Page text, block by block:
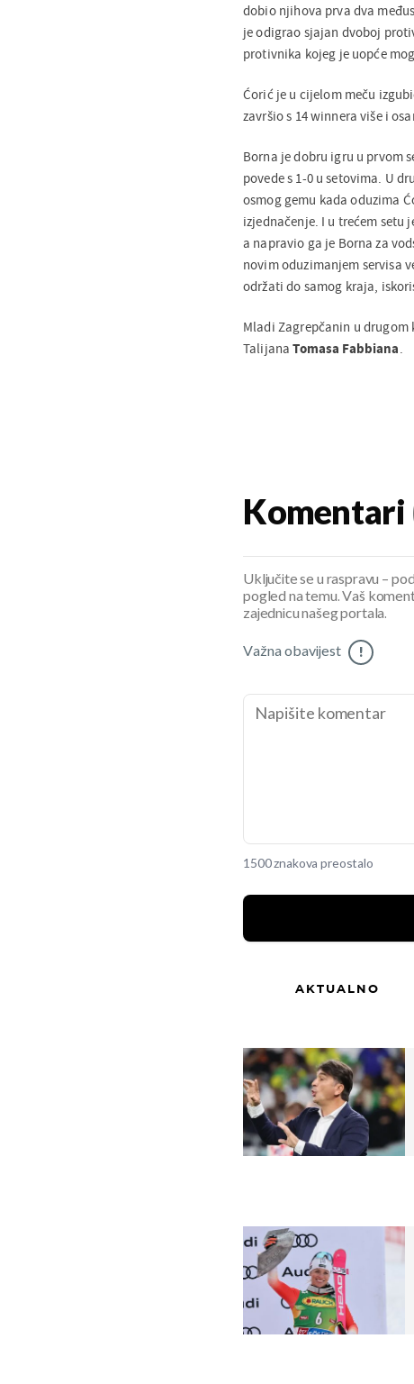
dobio njihova prva dva
je odigrao sjajan dvoboj
protivnika kojeg je uopće
Ćorić je u cijelom meču
završio s 14 winnera više i
Borna je dobru igru u prvom
povede s 1-0 u setovima. U
osmog gemu kada oduzima
izjednačenje. I u trećem setu
a napravio ga je Borna za
novim oduzimanjem servisa
održati do samog kraja,
Mladi Zagrepčanin u
TalijanaTomasa Fabbiana.
Komentari
Uključite se u raspravu –
pogled na temu. Vaš
zajednicu našeg portala.
Važna obavijest !
1500 znakova preostalo
AKTUALNO